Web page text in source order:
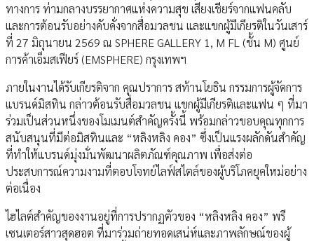
ทางการ ท่ามกลางบรรยากาศแห่งความสุข เสียงเชียร์จากแฟนคลับ
และการต้อนรับอย่างคับคั่งจากสื่อมวลชน และแขกผู้มีเกียรติในวันเสาร์
ที่ 27 มิถุนายน 2569 ณ SPHERE GALLERY 1, M FL (ชั้น M) ศูนย์
การค้าเอ็มสเฟียร์ (EMSPHERE) กรุงเทพฯ
ภายในงานได้รับเกียรติจาก คุณปราการ สท้านโยธิน กรรมการผู้จัดการ
แบรนด์มิสทิน กล่าวต้อนรับสื่อมวลชน แขกผู้มีเกียรติและแฟน ๆ ที่มา
ร่วมเป็นส่วนหนึ่งของโมเมนต์สำคัญครั้งนี้ พร้อมกล่าวขอบคุณทุกการ
สนับสนุนที่มีต่อมิสทินและ “หลิงหลิง คอง” ซึ่งเป็นแรงผลักดันสำคัญ
ที่ทำให้แบรนด์มุ่งมั่นพัฒนาผลิตภัณฑ์คุณภาพ เพื่อส่งต่อ
ประสบการณ์ความงามที่ตอบโจทย์ไลฟ์สไตล์ของผู้บริโภคยุคใหม่อย่าง
ต่อเนื่อง
ไฮไลต์สำคัญของงานอยู่ที่การปรากฏตัวของ “หลิงหลิง คอง” พรี
เซนเตอร์สาวสุดฮอต ที่มาร่วมถ่ายทอดเสน่ห์และภาพลักษณ์ของผู้